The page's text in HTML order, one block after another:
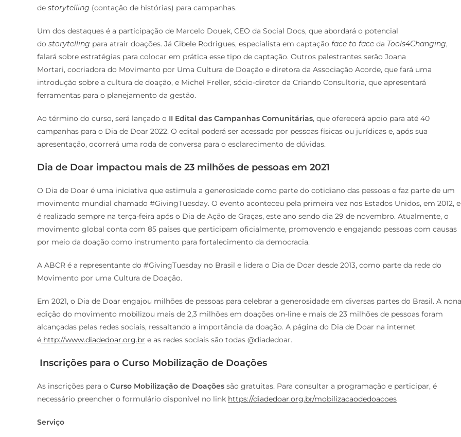
de storytelling (contação de histórias) para campanhas.
Um dos destaques é a participação de Marcelo Douek, CEO da Social Docs, que abordará o potencial
do storytelling para atrair doações. Já Cibele Rodrigues, especialista em captação face to face da Tools4Changing,
falará sobre estratégias para colocar em prática esse tipo de captação. Outros palestrantes serão Joana
Mortari, cocriadora do Movimento por Uma Cultura de Doação e diretora da Associação Acorde, que fará uma
introdução sobre a cultura de doação, e Michel Freller, sócio-diretor da Criando Consultoria, que apresentará
ferramentas para o planejamento da gestão.
Ao término do curso, será lançado o II Edital das Campanhas Comunitárias, que oferecerá apoio para até 40
campanhas para o Dia de Doar 2022. O edital poderá ser acessado por pessoas físicas ou jurídicas e, após sua
apresentação, ocorrerá uma roda de conversa para o esclarecimento de dúvidas.
Dia de Doar impactou mais de 23 milhões de pessoas em 2021
O Dia de Doar é uma iniciativa que estimula a generosidade como parte do cotidiano das pessoas e faz parte de um
movimento mundial chamado #GivingTuesday. O evento aconteceu pela primeira vez nos Estados Unidos, em 2012, e
é realizado sempre na terça-feira após o Dia de Ação de Graças, este ano sendo dia 29 de novembro. Atualmente, o
movimento global conta com 85 países que participam oficialmente, promovendo e engajando pessoas com causas
por meio da doação como instrumento para fortalecimento da democracia.
A ABCR é a representante do #GivingTuesday no Brasil e lidera o Dia de Doar desde 2013, como parte da rede do
Movimento por uma Cultura de Doação.
Em 2021, o Dia de Doar engajou milhões de pessoas para celebrar a generosidade em diversas partes do Brasil. A nona
edição do movimento mobilizou mais de 2,3 milhões em doações on-line e mais de 23 milhões de pessoas foram
alcançadas pelas redes sociais, ressaltando a importância da doação. A página do Dia de Doar na internet
é http://www.diadedoar.org.br e as redes sociais são todas @diadedoar.
Inscrições para o Curso Mobilização de Doações
As inscrições para o Curso Mobilização de Doações são gratuitas. Para consultar a programação e participar, é
necessário preencher o formulário disponível no link https://diadedoar.org.br/mobilizacaodedoacoes
Serviço